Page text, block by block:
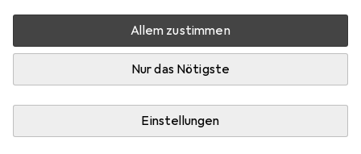
Allem zustimmen
Nur das Nötigste
Einstellungen
Top bewertete Lötgerät Zubehöre